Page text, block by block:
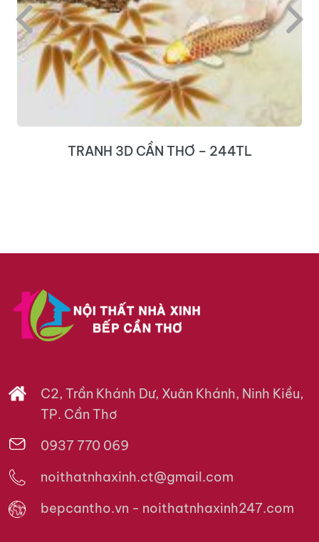
TRANH 3D CẦN THƠ – 244TL
C2, Trần Khánh Dư, Xuân Khánh, Ninh Kiều,
TP. Cần Thơ
0937 770 069
noithatnhaxinh.ct@gmail.com
bepcantho.vn - noithatnhaxinh247.com